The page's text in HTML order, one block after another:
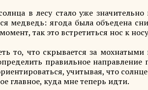
в лесу стало уже
медведь: ягода была объедена
так это встретиться нос к
то, что скрывается за
правильное
учитывая, что
главное, куда мне теперь идти.